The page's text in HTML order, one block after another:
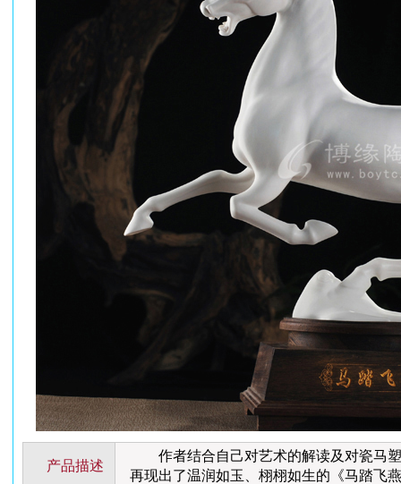
产品描述
作者结合自己对艺术的解读及对瓷马塑
再现出了温润如玉、栩栩如生的《马踏飞